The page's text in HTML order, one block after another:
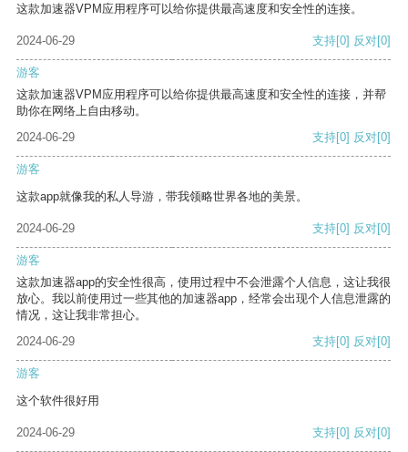
这款加速器VPM应用程序可以给你提供最高速度和安全性的连接。
2024-06-29 支持[0] 反对[0]
游客
这款加速器VPM应用程序可以给你提供最高速度和安全性的连接，并帮
助你在网络上自由移动。
2024-06-29
支持[0] 反对[0]
游客
这款app就像我的私人导游，带我领略世界各地的美景。
2024-06-29 支持[0] 反对[0]
游客
这款加速器app的安全性很高，使用过程中不会泄露个人信息，这让我很
放心。我以前使用过一些其他的加速器app，经常会出现个人信息泄露的
情况，这让我非常担心。
2024-06-29
支持[0] 反对[0]
游客
这个软件很好用
2024-06-29 支持[0] 反对[0]